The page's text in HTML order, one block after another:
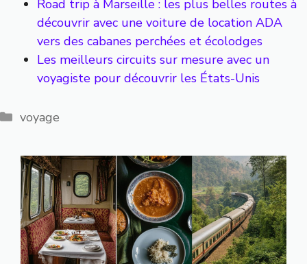
Road trip à Marseille : les plus belles routes à
découvrir avec une voiture de location ADA
vers des cabanes perchées et écolodges
Les meilleurs circuits sur mesure avec un
voyagiste pour découvrir les États-Unis
Catégories
voyage